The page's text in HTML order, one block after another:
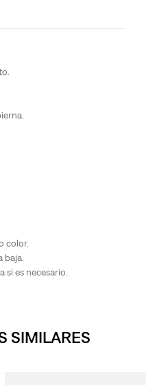
color.
baja.
si es necesario.
SIMILARES